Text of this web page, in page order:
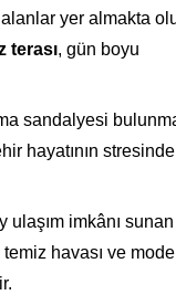
yer almakta
terası, gün boyu
sandalyesi
hayatının
ulaşım imkânı sunan
havası ve